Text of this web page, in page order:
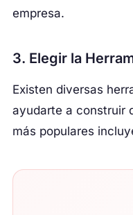
empresa.
3. Elegir la
Existen diversas
ayudarte a construir
más populares